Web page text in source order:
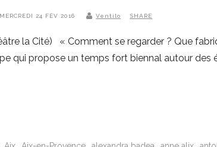
MERCREDI 24 FÉV 2016 Ventilo SHARE
la Cité) « Comment se regarder ? Que
qui propose un temps fort biennal autour